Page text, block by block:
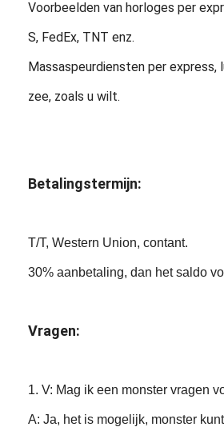
Voorbeelden van horloges per
S, FedEx, TNT enz.
Massaspeurdiensten per
zee, zoals u wilt.
Betalingstermijn:
T/T, Western Union, contant.
30% aanbetaling, dan het saldo
Vragen:
1. V: Mag ik een monster vragen
A: Ja, het is mogelijk, monster